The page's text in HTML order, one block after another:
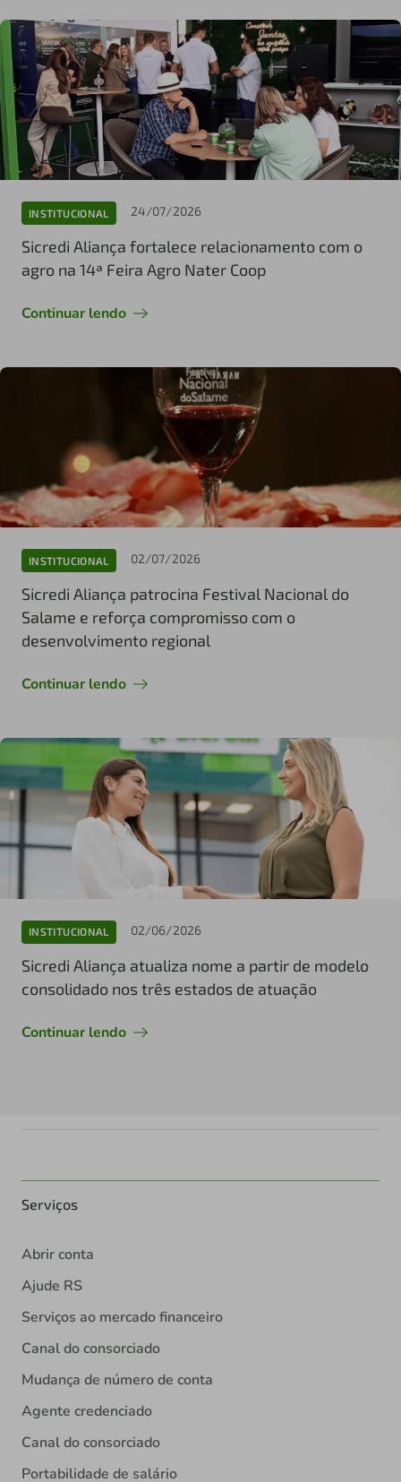
INSTITUCIONAL 24/07/2026
Sicredi Aliança fortalece relacionamento com o
agro na 14ª Feira Agro Nater Coop
Continuar lendo
INSTITUCIONAL 02/07/2026
Sicredi Aliança patrocina Festival Nacional do
Salame e reforça compromisso com o
desenvolvimento regional
Continuar lendo
INSTITUCIONAL 02/06/2026
Sicredi Aliança atualiza nome a partir de modelo
consolidado nos três estados de atuação
Continuar lendo
Serviços
Abrir conta
Ajude RS
Serviços ao mercado financeiro
Canal do consorciado
Mudança de número de conta
Agente credenciado
Canal do consorciado
Portabilidade de salário